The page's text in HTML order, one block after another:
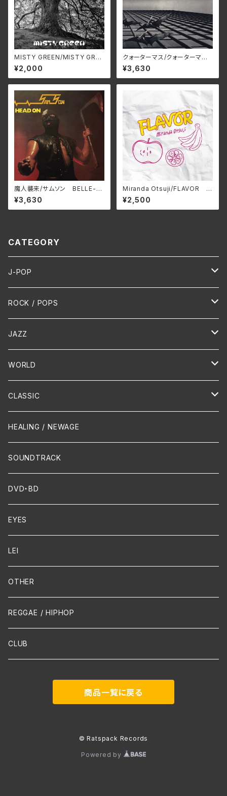
MISTY GREEN/MISTY GREE
N S4MG-0306(仕様:CD)
¥2,000
クォーターマス/クォーターマ
ス BELLE-264426(仕様:SH
M-CD)
¥3,630
魔⼈襲来/サムソン BELLE-2
64424(仕様:SHM-CD)
¥3,630
Miranda Otsuji/FLAVOR M
RND-0008(仕様:CD)
¥2,500
CATEGORY
J-POP
HR/HM
演歌 / 歌謡曲
PUNK/HARDCORE
Hip-Hop/Dancehall Reggae
ROCK / POPS
Oldies
HR/HM
JAZZ
Vocal
Piano
Crossover / Fusion
Dixie / New Orleans
FUNK
WORLD
HAWAIIAN
Chanson
CLASSIC
Piano
Flute
Violin
Cello
Guitar / Ukulele
Mandolin
声楽
吹奏楽
Contemporary / Avangarde
HEALING / NEWAGE
SOUNDTRACK
DVD・BD
EYES
LEI
OTHER
REGGAE / HIPHOP
CLUB
商品一覧に戻る
© Ratspack Records
Powered by